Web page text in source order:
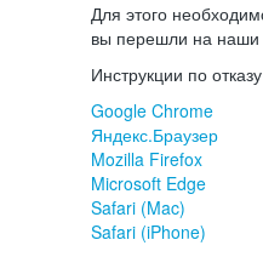
Для этого
вы перешли на наши
Инструкции по
Google Chrome
Яндекс.Браузер
Mozilla Firefox
Microsoft Edge
Safari (Mac)
Safari (iPhone)